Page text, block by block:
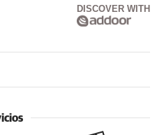
DISCOVER WITH